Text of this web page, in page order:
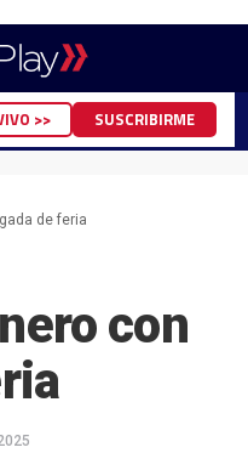
>> SUSCRIBIRME
de feria
con